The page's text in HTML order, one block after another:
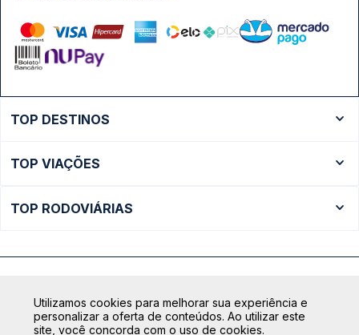
TOP DESTINOS
Ônibus São Paulo
TOP VIAÇÕES
Passagens Pássaro Marron
+ Viações
TOP RODOVIÁRIAS
Rodoviária Curitiba
Comercial Alphaville, Barueri - SP | CEP: 06453-038
CNPJ: 18.087.991/0001-57 | saconibus@queropassagem.com.br
Utilizamos cookies para melhorar sua experiência e
personalizar a oferta de conteúdos. Ao utilizar este
site, você concorda com o uso de cookies.